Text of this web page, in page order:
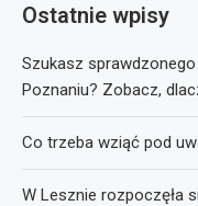
Ostatnie wpisy
Szukasz
Poznaniu? Zobacz,
Co trzeba wziąć pod
W Lesznie rozpoczęła